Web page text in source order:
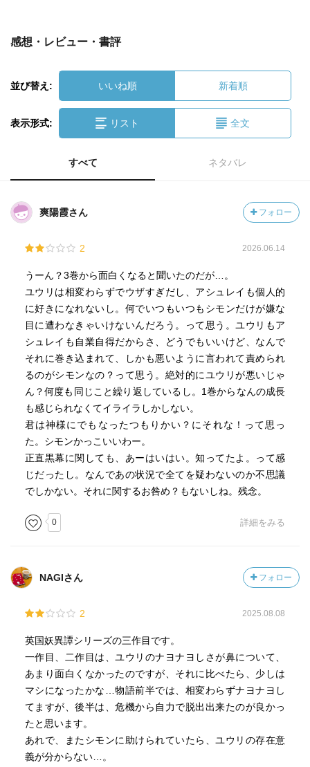
感想・レビュー・書評
並び替え: いいね順 新着順
表示形式: リスト 全文
すべて ネタバレ
爽陽霞さん フォロー
2 2026.06.14
うーん？3巻から面白くなると聞いたのだが…。
ユウリは相変わらずでウザすぎだし、アシュレイも個人的
に好きになれないし。何でいつもいつもシモンだけが嫌な
目に遭わなきゃいけないんだろう。って思う。ユウリもア
シュレイも自業自得だからさ、どうでもいいけど、なんで
それに巻き込まれて、しかも悪いように言われて責められ
るのがシモンなの？って思う。絶対的にユウリが悪いじゃ
ん？何度も同じこと繰り返しているし。1巻からなんの成長
も感じられなくてイライラしかしない。
君は神様にでもなったつもりかい？にそれな！って思っ
た。シモンかっこいいわー。
正直黒幕に関しても、あーはいはい。知ってたよ。って感
じだったし。なんであの状況で全てを疑わないのか不思議
でしかない。それに関するお咎め？もないしね。残念。
0 詳細をみる
NAGIさん フォロー
2 2025.08.08
英国妖異譚シリーズの三作目です。
一作目、二作目は、ユウリのナヨナヨしさが鼻について、
あまり面白くなかったのですが、それに比べたら、少しは
マシになったかな…物語前半では、相変わらずナヨナヨし
てますが、後半は、危機から自力で脱出出来たのが良かっ
たと思います。
あれで、またシモンに助けられていたら、ユウリの存在意
義が分からない…。